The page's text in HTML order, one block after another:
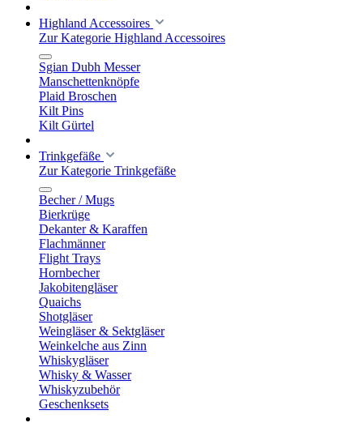
Highland Accessoires
Zur Kategorie Highland Accessoires
Sgian Dubh Messer
Manschettenknöpfe
Plaid Broschen
Kilt Pins
Kilt Gürtel
Trinkgefäße
Zur Kategorie Trinkgefäße
Becher / Mugs
Bierkrüge
Dekanter & Karaffen
Flachmänner
Flight Trays
Hornbecher
Jakobitengläser
Quaichs
Shotgläser
Weingläser & Sektgläser
Weinkelche aus Zinn
Whiskygläser
Whisky & Wasser
Whiskyzubehör
Geschenksets